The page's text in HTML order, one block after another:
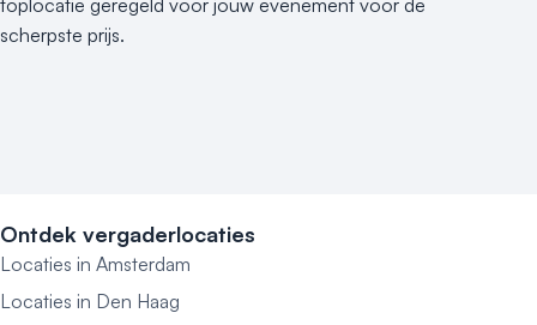
toplocatie geregeld voor jouw evenement voor de
scherpste prijs.
Ontdek vergaderlocaties
Locaties in Amsterdam
Locaties in Den Haag